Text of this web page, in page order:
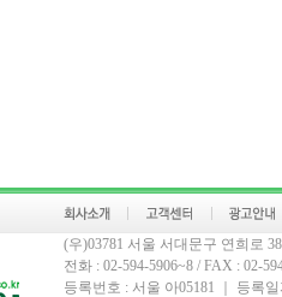
(우)03781 서울 서대문구 연희로
전화 : 02-594-5906~8 / FAX : 02-
등록번호 : 서울 아05181 ｜ 등록